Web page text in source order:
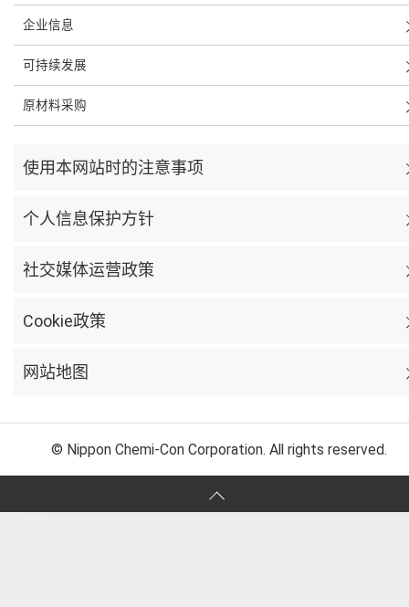
企业信息
可持续发展
原材料采购
使用本网站时的注意事项
个人信息保护方针
社交媒体运营政策
Cookie政策
网站地图
© Nippon Chemi-Con Corporation. All rights reserved.